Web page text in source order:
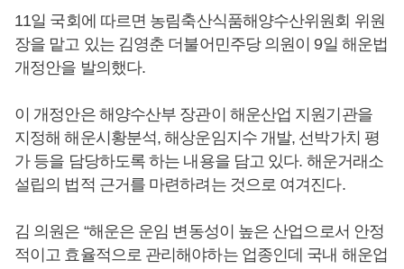
11일 국회에 따르면 농림축산식품해양수산위원회 위원
장을 맡고 있는 김영춘 더불어민주당 의원이 9일 해운법
개정안을 발의했다.
이 개정안은 해양수산부 장관이 해운산업 지원기관을
지정해 해운시황분석, 해상운임지수 개발, 선박가치 평
가 등을 담당하도록 하는 내용을 담고 있다. 해운거래소
설립의 법적 근거를 마련하려는 것으로 여겨진다.
김 의원은 “해운은 운임 변동성이 높은 산업으로서 안정
적이고 효율적으로 관리해야하는 업종인데 국내 해운업